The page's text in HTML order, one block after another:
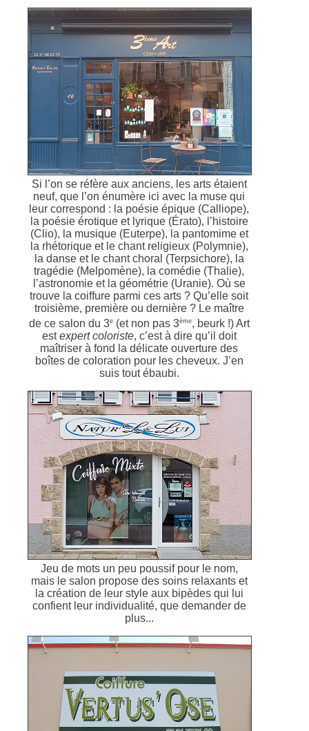
Si l’on se réfère aux anciens, les arts étaient
neuf, que l’on énumère ici avec la muse qui
leur correspond : la poésie épique (Calliope),
la poésie érotique et lyrique (Érato), l’histoire
(Clio), la musique (Euterpe), la pantomime et
la rhétorique et le chant religieux (Polymnie),
la danse et le chant choral (Terpsichore), la
tragédie (Melpomène), la comédie (Thalie),
l’astronomie et la géométrie (Uranie). Où se
trouve la coiffure parmi ces arts ? Qu’elle soit
troisième, première ou dernière ? Le maître
de ce salon du 3e(et non pas 3ème, beurk !) Art
estexpert coloriste, c’est à dire qu’il doit
maîtriser à fond la délicate ouverture des
boîtes de coloration pour les cheveux. J’en
suis tout ébaubi.
Jeu de mots un peu poussif pour le nom,
mais le salon propose des soins relaxants et
la création de leur style aux bipèdes qui lui
confient leur individualité, que demander de
plus...